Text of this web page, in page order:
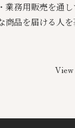
業務用販売を通
商品を届ける人